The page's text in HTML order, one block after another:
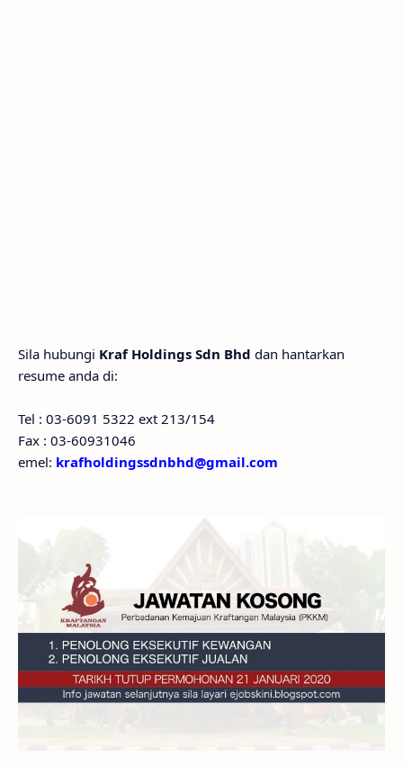
Sila hubungi Kraf Holdings Sdn Bhd dan hantarkan
resume anda di:
Tel : 03-6091 5322 ext 213/154
Fax : 03-60931046
emel: krafholdingssdnbhd@gmail.com